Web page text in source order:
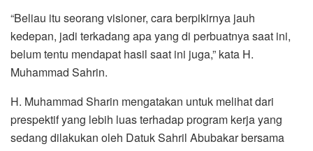
“Beliau itu seorang visioner, cara berpikirnya jauh
kedepan, jadi terkadang apa yang di perbuatnya saat ini,
belum tentu mendapat hasil saat ini juga,” kata H.
Muhammad Sahrin.
H. Muhammad Sharin mengatakan untuk melihat dari
prespektif yang lebih luas terhadap program kerja yang
sedang dilakukan oleh Datuk Sahril Abubakar bersama